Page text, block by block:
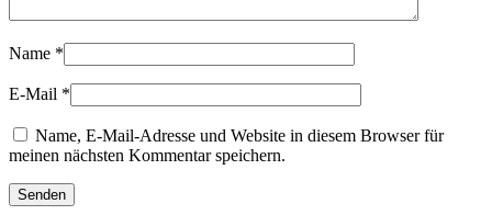
Name *
E-Mail *
Name, E-Mail-Adresse und Website in diesem Browser für
meinen nächsten Kommentar speichern.